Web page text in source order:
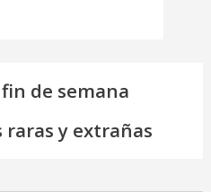
de semana
raras y extrañas